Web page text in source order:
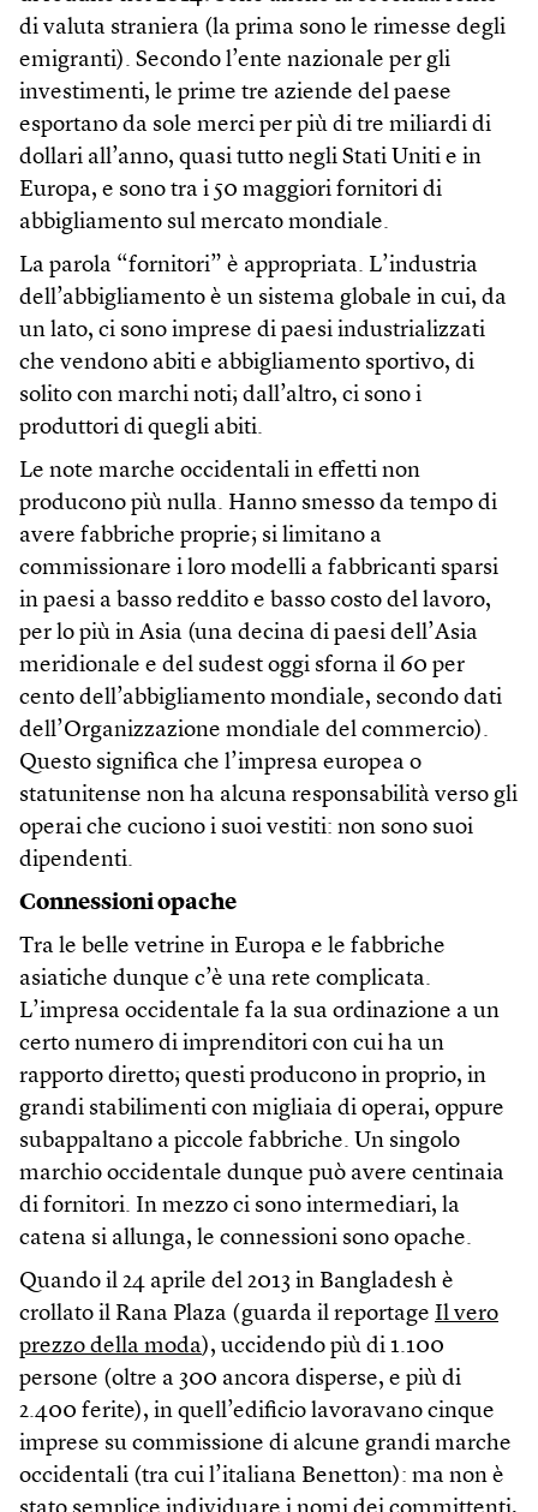
di valuta straniera (la prima sono le rimesse degli
emigranti). Secondo l’ente nazionale per gli
investimenti, le prime tre aziende del paese
esportano da sole merci per più di tre miliardi di
dollari all’anno, quasi tutto negli Stati Uniti e in
Europa, e sono tra i 50 maggiori fornitori di
abbigliamento sul mercato mondiale.
La parola “fornitori” è appropriata. L’industria
dell’abbigliamento è un sistema globale in cui, da
un lato, ci sono imprese di paesi industrializzati
che vendono abiti e abbigliamento sportivo, di
solito con marchi noti; dall’altro, ci sono i
produttori di quegli abiti.
Le note marche occidentali in effetti non
producono più nulla. Hanno smesso da tempo di
avere fabbriche proprie; si limitano a
commissionare i loro modelli a fabbricanti sparsi
in paesi a basso reddito e basso costo del lavoro,
per lo più in Asia (una decina di paesi dell’Asia
meridionale e del sudest oggi sforna il 60 per
cento dell’abbigliamento mondiale, secondo dati
dell’Organizzazione mondiale del commercio).
Questo significa che l’impresa europea o
statunitense non ha alcuna responsabilità verso gli
operai che cuciono i suoi vestiti: non sono suoi
dipendenti.
Connessioni opache
Tra le belle vetrine in Europa e le fabbriche
asiatiche dunque c’è una rete complicata.
L’impresa occidentale fa la sua ordinazione a un
certo numero di imprenditori con cui ha un
rapporto diretto; questi producono in proprio, in
grandi stabilimenti con migliaia di operai, oppure
subappaltano a piccole fabbriche. Un singolo
marchio occidentale dunque può avere centinaia
di fornitori. In mezzo ci sono intermediari, la
catena si allunga, le connessioni sono opache.
Quando il 24 aprile del 2013 in Bangladesh è
crollato il Rana Plaza (guarda il reportage Il vero
prezzo della moda), uccidendo più di 1.100
persone (oltre a 300 ancora disperse, e più di
2.400 ferite), in quell’edificio lavoravano cinque
imprese su commissione di alcune grandi marche
occidentali (tra cui l’italiana Benetton): ma non è